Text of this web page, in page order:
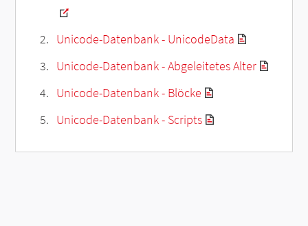
Unicode-Datenbank - UnicodeData
Unicode-Datenbank - Abgeleitetes Alter
Unicode-Datenbank - Blöcke
Unicode-Datenbank - Scripts